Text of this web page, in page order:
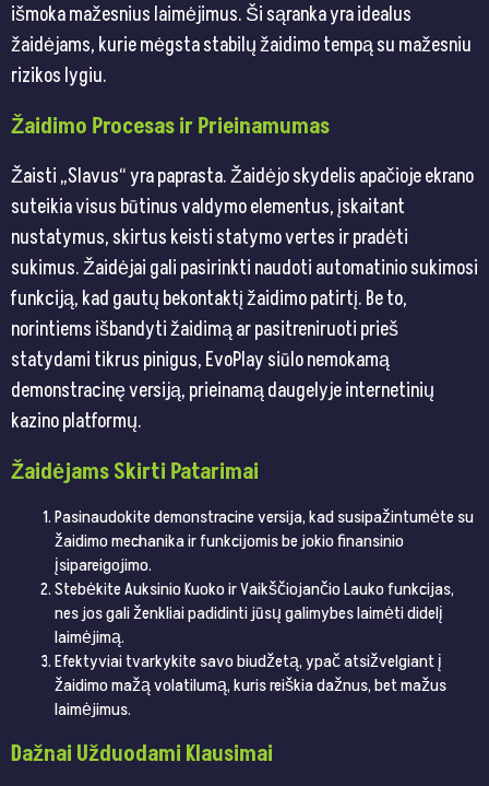
išmoka mažesnius laimėjimus. Ši sąranka yra idealus
žaidėjams, kurie mėgsta stabilų žaidimo tempą su mažesniu
rizikos lygiu.
Žaidimo Procesas ir Prieinamumas
Žaisti „Slavus“ yra paprasta. Žaidėjo skydelis apačioje ekrano
suteikia visus būtinus valdymo elementus, įskaitant
nustatymus, skirtus keisti statymo vertes ir pradėti
sukimus. Žaidėjai gali pasirinkti naudoti automatinio sukimosi
funkciją, kad gautų bekontaktį žaidimo patirtį. Be to,
norintiems išbandyti žaidimą ar pasitreniruoti prieš
statydami tikrus pinigus, EvoPlay siūlo nemokamą
demonstracinę versiją, prieinamą daugelyje internetinių
kazino platformų.
Žaidėjams Skirti Patarimai
Pasinaudokite demonstracine versija, kad susipažintumėte su
žaidimo mechanika ir funkcijomis be jokio finansinio
įsipareigojimo.
Stebėkite Auksinio Kuoko ir Vaikščiojančio Lauko funkcijas,
nes jos gali ženkliai padidinti jūsų galimybes laimėti didelį
laimėjimą.
Efektyviai tvarkykite savo biudžetą, ypač atsižvelgiant į
žaidimo mažą volatilumą, kuris reiškia dažnus, bet mažus
laimėjimus.
Dažnai Užduodami Klausimai